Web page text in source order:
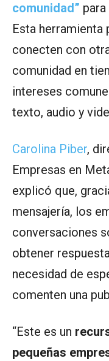
comunidad”
Esta
conecten con
comunidad en
intereses
texto, audio y
Carolina Piber,
Empresas en
explicó que,
mensajería, los
conversaciones
obtener
necesidad de
comenten una
“Este es un
pequeñas